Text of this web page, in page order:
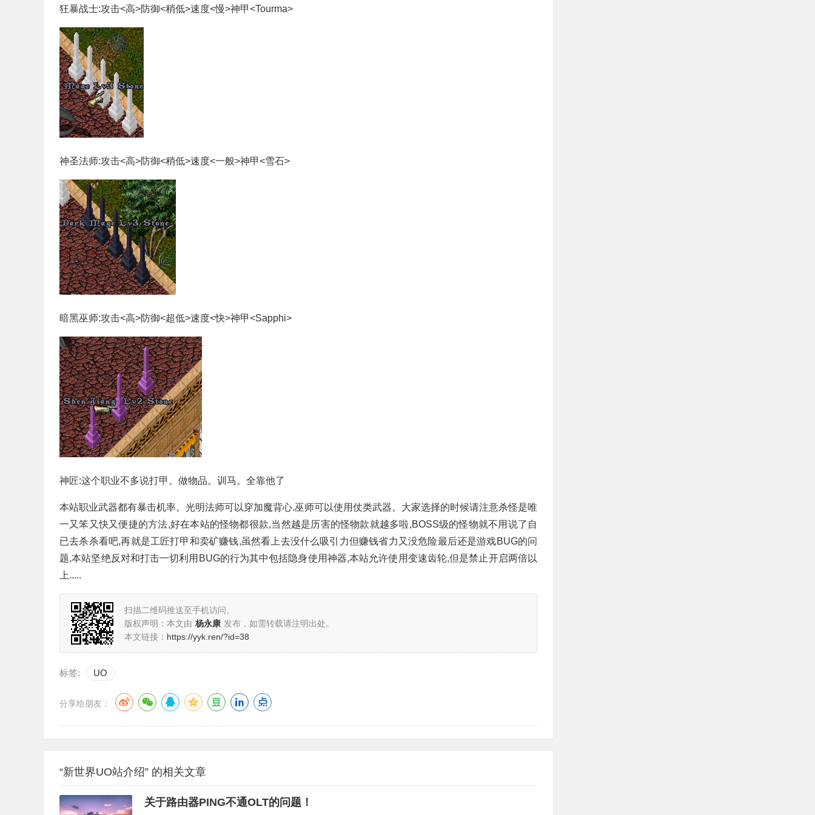
狂暴战士:攻击<高>防御<稍低>速度<慢>神甲<Tourma>
神圣法师:攻击<高>防御<稍低>速度<一般>神甲<雪石>
暗黑巫师:攻击<高>防御<超低>速度<快>神甲<Sapphi>
神匠:这个职业不多说打甲。做物品。训马。全靠他了
本站职业武器都有暴击机率。光明法师可以穿加魔背心.巫师可以使用仗类武器。大家选择的时候请注意杀怪是唯
一又笨又快又便捷的方法,好在本站的怪物都很款,当然越是历害的怪物款就越多啦,BOSS级的怪物就不用说了自
已去杀杀看吧,再就是工匠打甲和卖矿赚钱,虽然看上去没什么吸引力但赚钱省力又没危险最后还是游戏BUG的问
题,本站坚绝反对和打击一切利用BUG的行为其中包括隐身使用神器,本站允许使用变速齿轮,但是禁止开启两倍以
上.....
扫描二维码推送至手机访问。
版权声明：本文由 杨永康 发布，如需转载请注明出处。
本文链接： https://yyk.ren/?id=38
标签: UO
分享给朋友：
“新世界UO站介绍” 的相关文章
关于路由器PING不通OLT的问题！